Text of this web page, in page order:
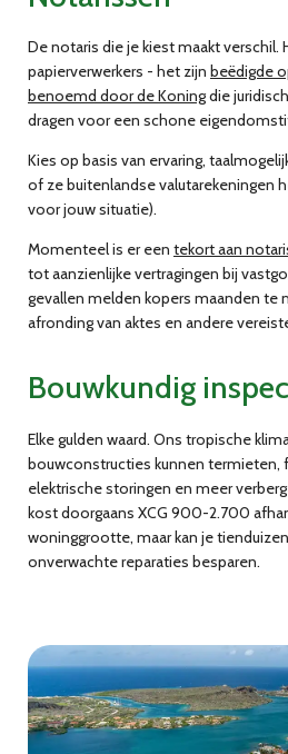
De notaris die je kiest maakt verschil.
papierverwerkers - het zijn beëdigde
benoemd door de Koningdie
dragen voor een schone
Kies op basis van ervaring,
of ze buitenlandse valutarekeningen
voor jouw situatie).
Momenteel is er een tekort aan
tot aanzienlijke vertragingen bij
gevallen melden kopers maanden te
afronding van aktes en andere
Bouwkundig
Elke gulden waard. Ons tropische
bouwconstructies kunnen termieten,
elektrische storingen en meer
kost doorgaans XCG 900-2.700
woninggrootte, maar kan je
onverwachte reparaties besparen.